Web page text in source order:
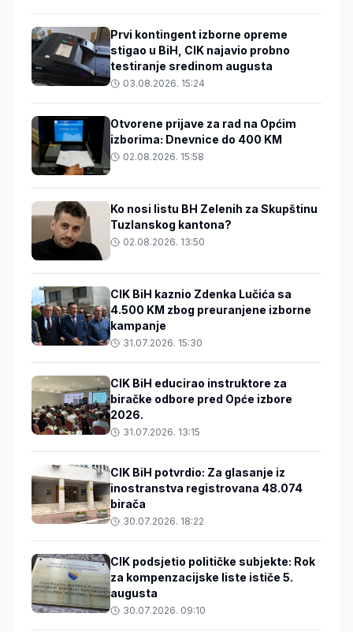
Prvi kontingent izborne opreme
stigao u BiH, CIK najavio probno
testiranje sredinom augusta
03.08.2026. 15:24
Otvorene prijave za rad na Općim
izborima: Dnevnice do 400 KM
02.08.2026. 15:58
Ko nosi listu BH Zelenih za Skupštinu
Tuzlanskog kantona?
02.08.2026. 13:50
CIK BiH kaznio Zdenka Lučića sa
4.500 KM zbog preuranjene izborne
kampanje
31.07.2026. 15:30
CIK BiH educirao instruktore za
biračke odbore pred Opće izbore
2026.
31.07.2026. 13:15
CIK BiH potvrdio: Za glasanje iz
inostranstva registrovana 48.074
birača
30.07.2026. 18:22
CIK podsjetio političke subjekte: Rok
za kompenzacijske liste ističe 5.
augusta
30.07.2026. 09:10